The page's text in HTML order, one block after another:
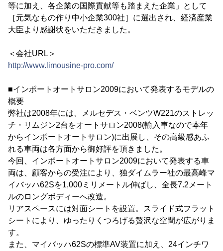
等に加え、各企業の国際貢献等も踏まえた企業」として
［元気なもの作り中小企業300社］に選出され、経済産業
大臣より感謝状をいただきました。
＜会社URL＞
http://www.limousine-pro.com/
■インポートオートサロン2009において発表するモデルの
概要
弊社は2008年には、メルセデス・ベンツW221のストレッ
チ・リムジン2台をオートサロン2008(輸入車なので本年
からインポートオートサロン)に出展し、その高級感あふ
れる車両は各方面から御好評を頂きました。
今回、インポートオートサロン2009において発表する車
両は、顧客からの受注により、独ダイムラー社の最高峰マ
イバッハ62Sを1,000ミリメートル伸ばし、全長7.2メート
ルのロングボディーへ改造。
リアスペースには対面シートを設置。スライド式フラット
シートにより、ゆったりくつろげる贅沢な空間が広がりま
す。
また、マイバッハ62Sの標準AV装置に加え、24インチワ